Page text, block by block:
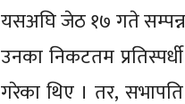
यसअघि जेठ १७ गते सम्पन्न
उनका निकटतम
गरेका थिए । तर,